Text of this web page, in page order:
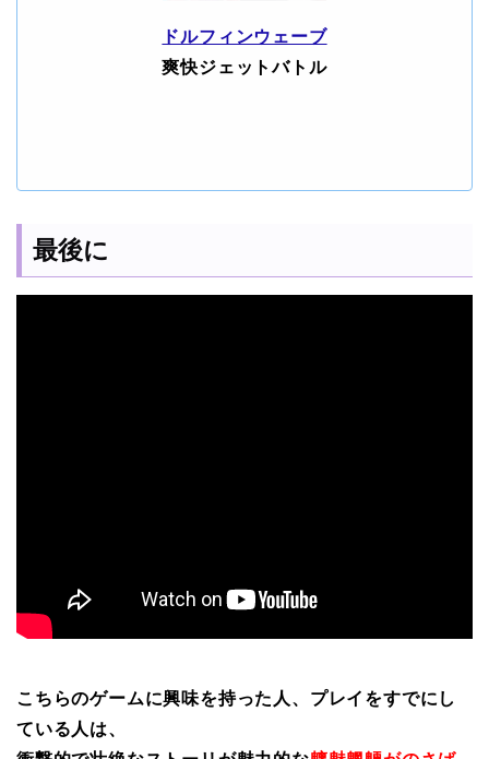
ドルフィンウェーブ
爽快ジェットバトル
最後に
こちらのゲームに興味を持った人、プレイをすでにし
ている人は、